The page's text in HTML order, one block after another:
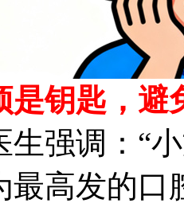
钥匙，避
调：“小
最高发的口